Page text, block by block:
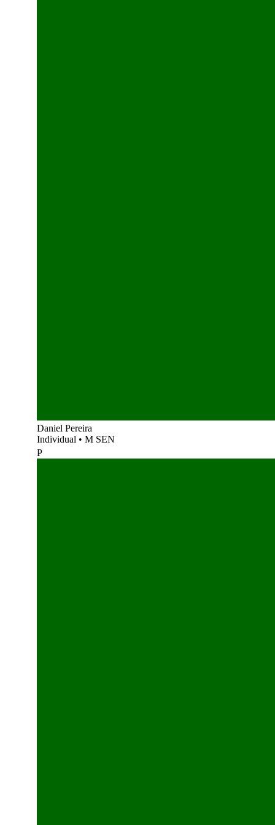
Daniel Pereira
Individual • M SEN
P